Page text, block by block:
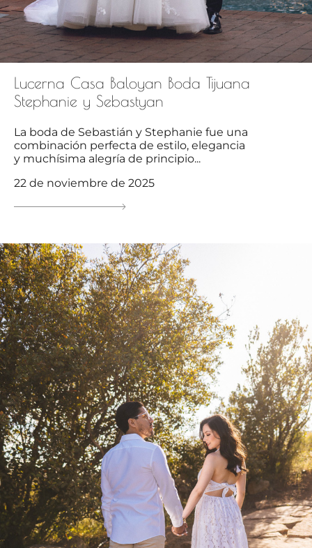
Lucerna Casa Baloyan Boda Tijuana
Stephanie y Sebastyan
La boda de Sebastián y Stephanie fue una
combinación perfecta de estilo, elegancia
y muchísima alegría de principio...
22 de noviembre de 2025